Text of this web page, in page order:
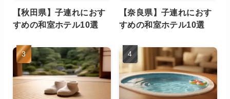
【秋田県】子連れにおす
すめの和室ホテル10選
【奈良県】子連れにおす
すめの和室ホテル10選